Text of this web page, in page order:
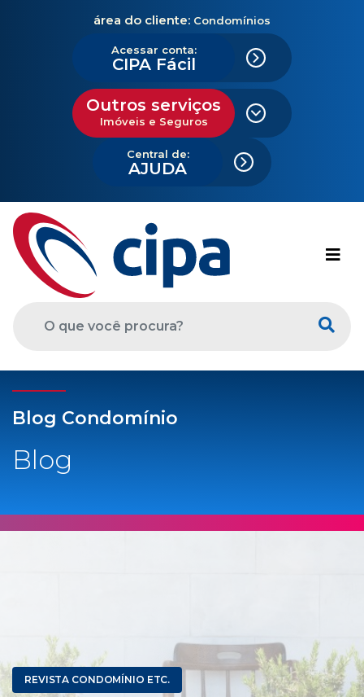
área do cliente: Condomínios
Acessar conta:
CIPA Fácil
Outros serviços
Imóveis e Seguros
Central de:
AJUDA
Blog Condomínio
Blog
REVISTA CONDOMÍNIO ETC.